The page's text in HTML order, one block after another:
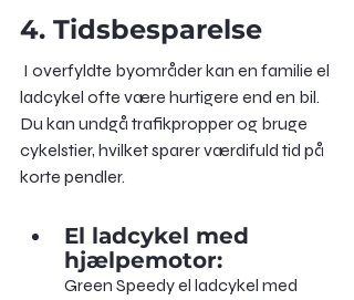
4. Tidsbesparelse
ladcykel ofte være hurtigere end en bil.
Du kan undgå trafikpropper og bruge
cykelstier, hvilket sparer værdifuld tid på
korte pendler.
El ladcykel med
hjælpemotor:
Green Speedy el ladcykel med